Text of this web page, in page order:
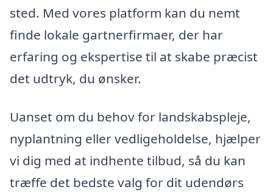
sted. Med vores platform kan du nemt
finde lokale gartnerfirmaer, der har
erfaring og ekspertise til at skabe præcist
det udtryk, du ønsker.
Uanset om du behov for landskabspleje,
nyplantning eller vedligeholdelse, hjælper
vi dig med at indhente tilbud, så du kan
træffe det bedste valg for dit udendørs